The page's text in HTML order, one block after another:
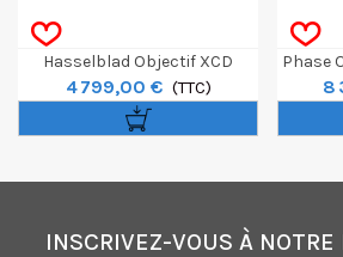
Hasselblad Objectif XCD
90mm F/2.5 V
4 799,00 € (TTC)
Phase
F/
8
INSCRIVEZ-VOUS À